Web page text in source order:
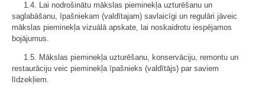
1.4. Lai nodrošinātu mākslas pieminekļa uzturēšanu un
saglabāšanu, īpašniekam (valdītajam) savlaicīgi un regulāri jāveic
mākslas pieminekļa vizuālā apskate, lai noskaidrotu iespējamos
bojājumus.
1.5. Mākslas pieminekļa uzturēšanu, konservāciju, remontu un
restaurāciju veic pieminekļa īpašnieks (valdītājs) par saviem
līdzekļiem.